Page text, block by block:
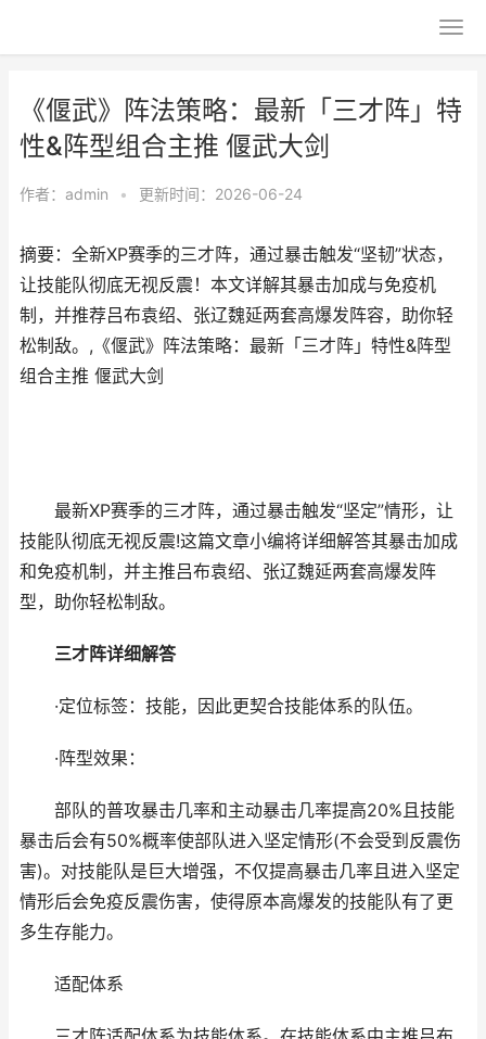
《偃武》阵法策略：最新「三才阵」特
性&阵型组合主推 偃武大剑
作者： admin • 更新时间：2026-06-24
摘要：全新XP赛季的三才阵，通过暴击触发“坚韧”状态，
让技能队彻底无视反震！本文详解其暴击加成与免疫机
制，并推荐吕布袁绍、张辽魏延两套高爆发阵容，助你轻
松制敌。,《偃武》阵法策略：最新「三才阵」特性&阵型
组合主推 偃武大剑
最新XP赛季的三才阵，通过暴击触发“坚定”情形，让
技能队彻底无视反震!这篇文章小编将详细解答其暴击加成
和免疫机制，并主推吕布袁绍、张辽魏延两套高爆发阵
型，助你轻松制敌。
三才阵详细解答
·定位标签：技能，因此更契合技能体系的队伍。
·阵型效果：
部队的普攻暴击几率和主动暴击几率提高20%且技能
暴击后会有50%概率使部队进入坚定情形(不会受到反震伤
害)。对技能队是巨大增强，不仅提高暴击几率且进入坚定
情形后会免疫反震伤害，使得原本高爆发的技能队有了更
多生存能力。
适配体系